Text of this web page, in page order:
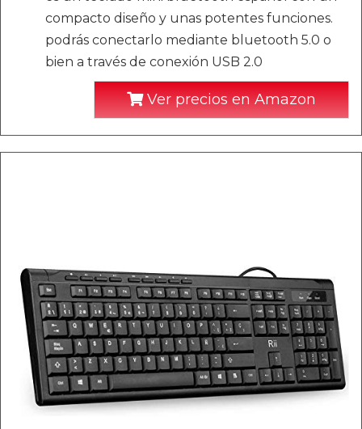
compacto diseño y unas potentes funciones.
podrás conectarlo mediante bluetooth 5.0 o
bien a través de conexión USB 2.0
Ver precios en Amazon